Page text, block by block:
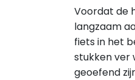
Voordat de
langzaam
fiets in het
stukken ver
geoefend